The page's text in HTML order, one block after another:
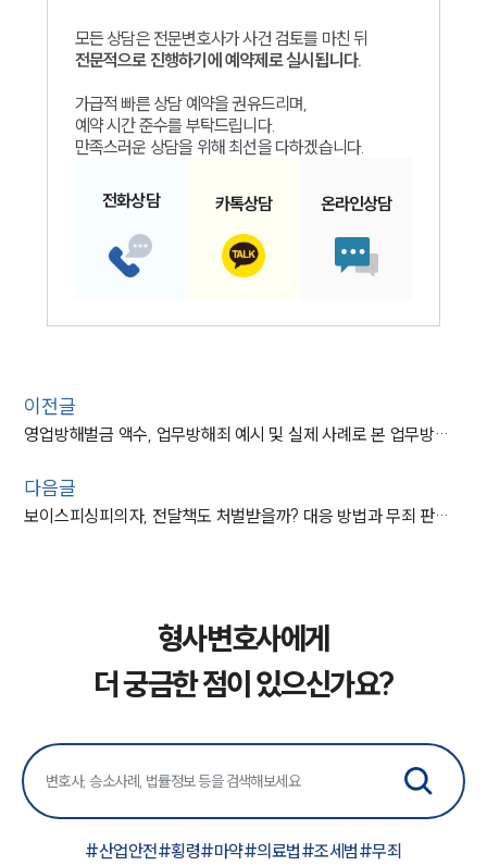
모든 상담은 전문변호사가 사건 검토를 마친 뒤
전문적으로 진행하기에 예약제로 실시됩니다.
가급적 빠른 상담 예약을 권유드리며,
예약 시간 준수를 부탁드립니다.
만족스러운 상담을 위해 최선을 다하겠습니다.
전화상담 카톡상담 온라인상담
이전글
영업방해벌금 액수, 업무방해죄 예시 및 실제 사례로 본 업무방해 방어 쟁점
다음글
보이스피싱피의자, 전달책도 처벌받을까? 대응 방법과 무죄 판단 기준
형사변호사에게
더 궁금한 점이 있으신가요?
#산업안전#횡령#마약#의료법#조세범#무죄